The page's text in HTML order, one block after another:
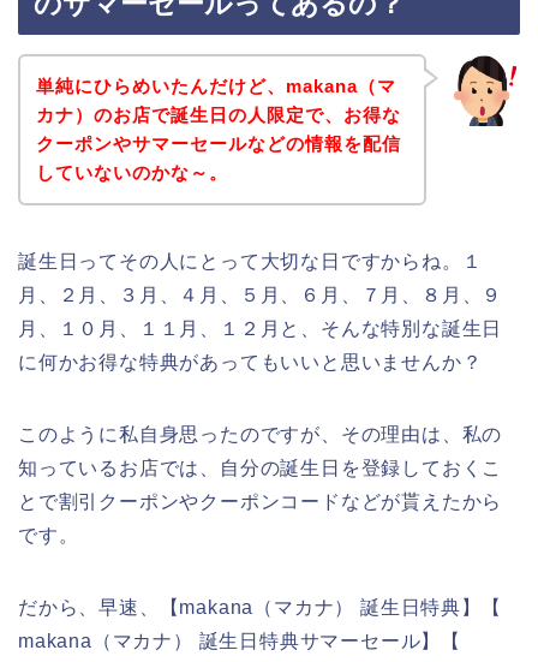
単純にひらめいたんだけど、makana（マ
カナ）のお店で誕生日の人限定で、お得な
クーポンやサマーセールなどの情報を配信
していないのかな～。
誕生日ってその人にとって大切な日ですからね。１
月、２月、３月、４月、５月、６月、７月、８月、９
月、１０月、１１月、１２月と、そんな特別な誕生日
に何かお得な特典があってもいいと思いませんか？
このように私自身思ったのですが、その理由は、私の
知っているお店では、自分の誕生日を登録しておくこ
とで割引クーポンやクーポンコードなどが貰えたから
です。
だから、早速、【makana（マカナ） 誕生日特典】【
makana（マカナ） 誕生日特典サマーセール】【